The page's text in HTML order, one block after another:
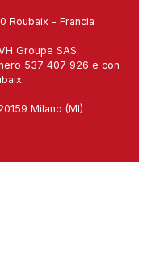
Roubaix - Francia
Groupe SAS,
537 407 926 e con
Milano (MI)